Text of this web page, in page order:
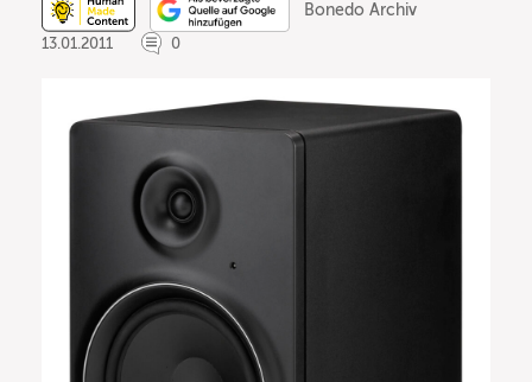
Bonedo Archiv
13.01.2011
0